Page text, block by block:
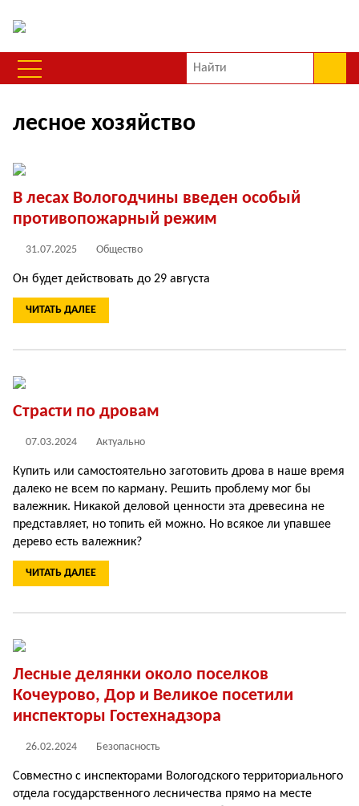
лесное хозяйство
В лесах Вологодчины введен особый
противопожарный режим
31.07.2025 Общество
Он будет действовать до 29 августа
ЧИТАТЬ ДАЛЕЕ
Страсти по дровам
07.03.2024 Актуально
Купить или самостоятельно заготовить дрова в наше время
далеко не всем по карману. Решить проблему мог бы
валежник. Никакой деловой ценности эта древесина не
представляет, но топить ей можно. Но всякое ли упавшее
дерево есть валежник?
ЧИТАТЬ ДАЛЕЕ
Лесные делянки около поселков
Кочеурово, Дор и Великое посетили
инспекторы Гостехнадзора
26.02.2024 Безопасность
Совместно с инспекторами Вологодского территориального
отдела государственного лесничества прямо на месте